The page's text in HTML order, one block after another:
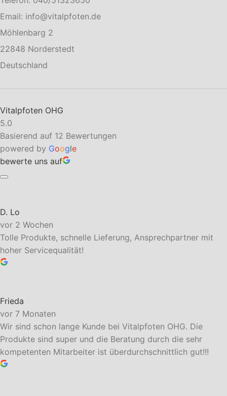
Email: info@vitalpfoten.de
Möhlenbarg 2
22848 Norderstedt
Deutschland
Vitalpfoten OHG
5.0
Basierend auf 12 Bewertungen
powered by Google
bewerte uns auf
D. Lo
vor 2 Wochen
Tolle Produkte, schnelle Lieferung, Ansprechpartner mit
hoher Servicequalität!
Frieda
vor 7 Monaten
Wir sind schon lange Kunde bei Vitalpfoten OHG. Die
Produkte sind super und die Beratung durch die sehr
kompetenten Mitarbeiter ist überdurchschnittlich gut!!!